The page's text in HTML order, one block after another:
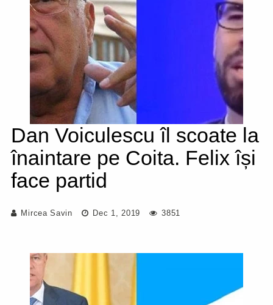
Dan Voiculescu îl scoate la
înaintare pe Coita. Felix își
face partid
Mircea Savin Dec 1, 2019 3851